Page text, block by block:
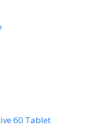
60 Tablet